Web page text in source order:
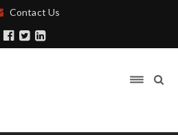
Contact Us